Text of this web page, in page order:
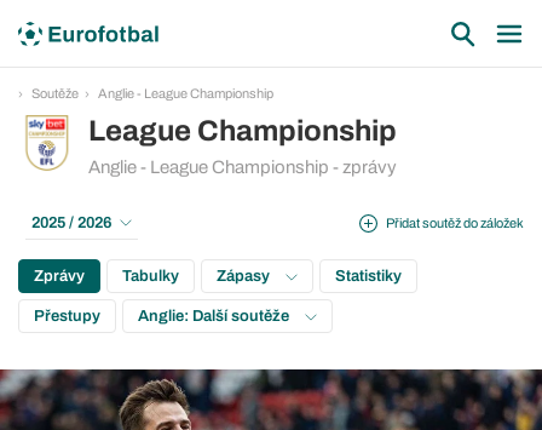
Soutěže Anglie - League Championship
League Championship
Anglie - League Championship - zprávy
Přidat soutěž do záložek
2025 / 2026
Zprávy Tabulky Zápasy Statistiky
Přestupy Anglie: Další soutěže